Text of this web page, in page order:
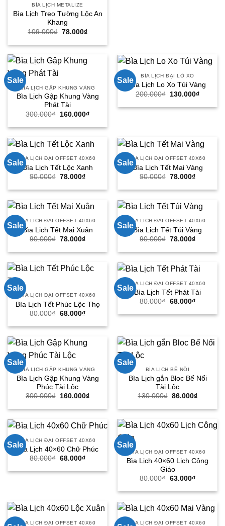
BÌA LỊCH METALIZE
Bìa Lịch Treo Tường Lộc An
Khang
109.000₫ Giá
là:
78.000₫Giá
tại
78.000₫.
Sale
BÌA LỊCH GẬP KHUNG VÀNG
Bìa Lịch Gập Khung Vàng
Phát Tài
300.000₫
Giá
là:
160.000₫Giá
tại
160.000₫.
Sale
BÌA LỊCH ĐẠI LÒ XO
Bìa Lịch Lo Xo Túi Vàng
200.000₫
Giá
là:
130.000₫Giá
tại
Sale
BÌA LỊCH ĐẠI OFFSET 40X60
Bìa Lịch Tết Lộc Xanh
90.000₫ Giá
là:
78.000₫Giá
tại
78.000₫.
Sale
BÌA LỊCH ĐẠI OFFSET 40X60
Bìa Lịch Tết Mai Vàng
90.000₫ Giá
là:
78.000₫Giá
tại
Sale
BÌA LỊCH ĐẠI OFFSET 40X60
Bìa Lịch Tết Mai Xuân
90.000₫ Giá
là:
78.000₫Giá
tại
78.000₫.
Sale
BÌA LỊCH ĐẠI OFFSET 40X60
Bìa Lịch Tết Túi Vàng
90.000₫ Giá
là:
78.000₫Giá
tại
78.000₫.
Sale
BÌA LỊCH ĐẠI OFFSET 40X60
Bìa Lịch Tết Phúc Lộc Thọ
80.000₫ Giá
là:
68.000₫Giá
tại
Sale
BÌA LỊCH ĐẠI OFFSET 40X60
Bìa Lịch Tết Phát Tài
80.000₫ Giá
là:
68.000₫Giá
tại
Sale
BÌA LỊCH GẬP KHUNG VÀNG
Bìa Lịch Gập Khung Vàng
Phúc Tài Lộc
300.000₫
Giá
là:
160.000₫Giá
tại
160.000₫.
Sale
BÌA LỊCH BẾ NỔI
Bìa Lịch gắn Bloc Bế Nổi
Tài Lộc
130.000₫ Giá
là:
86.000₫Giá
tại
86.000₫.
Sale
BÌA LỊCH ĐẠI OFFSET 40X60
Bìa Lịch 40×60 Chữ Phúc
80.000₫ Giá
là:
68.000₫Giá
tại
Sale
BÌA LỊCH ĐẠI OFFSET 40X60
Bìa Lịch 40×60 Lịch Công
Giáo
80.000₫ Giá
là:
63.000₫Giá
tại
63.000₫.
BÌA LỊCH ĐẠI OFFSET 40X60 BÌA LỊCH ĐẠI OFFSET 40X60